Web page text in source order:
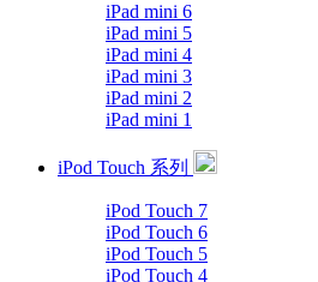
iPad mini 6
iPad mini 5
iPad mini 4
iPad mini 3
iPad mini 2
iPad mini 1
iPod Touch 系列
iPod Touch 7
iPod Touch 6
iPod Touch 5
iPod Touch 4